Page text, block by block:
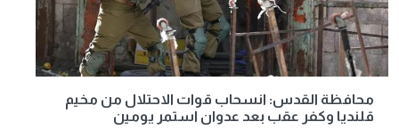
محافظة القدس: انسحاب قوات الاحتلال من مخيم
قلنديا وكفر عقب بعد عدوان استمر يومين